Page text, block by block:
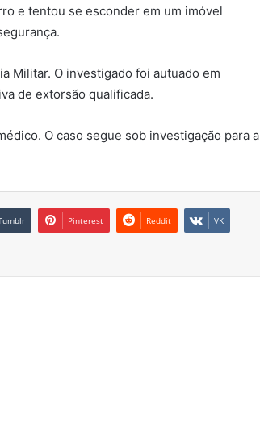
e tentou se esconder em um imóvel
Militar. O investigado foi autuado em
de extorsão qualificada.
O caso segue sob investigação para a
Pinterest Reddit VK